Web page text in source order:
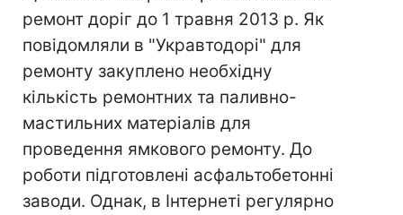
ремонт доріг до 1 травня 2013 р. Як
повідомляли в "Укравтодорі" для
ремонту закуплено необхідну
кількість ремонтних та паливно-
мастильних матеріалів для
проведення ямкового ремонту. До
роботи підготовлені асфальтобетонні
заводи. Однак, в Інтернеті регулярно